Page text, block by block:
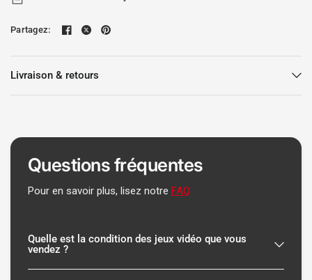
Partagez:
Livraison & retours
Questions fréquentes
Pour en savoir plus, lisez notreFAQ
Quelle est la condition des jeux vidéo que vous
vendez ?